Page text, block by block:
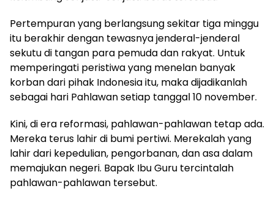
Pertempuran yang berlangsung sekitar tiga minggu
itu berakhir dengan tewasnya jenderal-jenderal
sekutu di tangan para pemuda dan rakyat. Untuk
memperingati peristiwa yang menelan banyak
korban dari pihak Indonesia itu, maka dijadikanlah
sebagai hari Pahlawan setiap tanggal 10 november.
Kini, di era reformasi, pahlawan-pahlawan tetap ada.
Mereka terus lahir di bumi pertiwi. Merekalah yang
lahir dari kepedulian, pengorbanan, dan asa dalam
memajukan negeri. Bapak Ibu Guru tercintalah
pahlawan-pahlawan tersebut.